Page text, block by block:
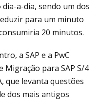
a-dia, sendo um dos
para um minuto
20 minutos.
a SAP e a PwC
para SAP S/4
que levanta questões
dos mais antigos